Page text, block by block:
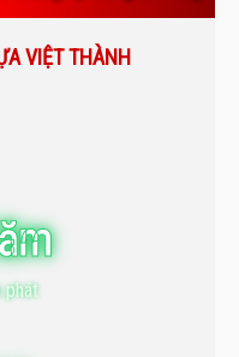
VIỆT THÀNH
phát